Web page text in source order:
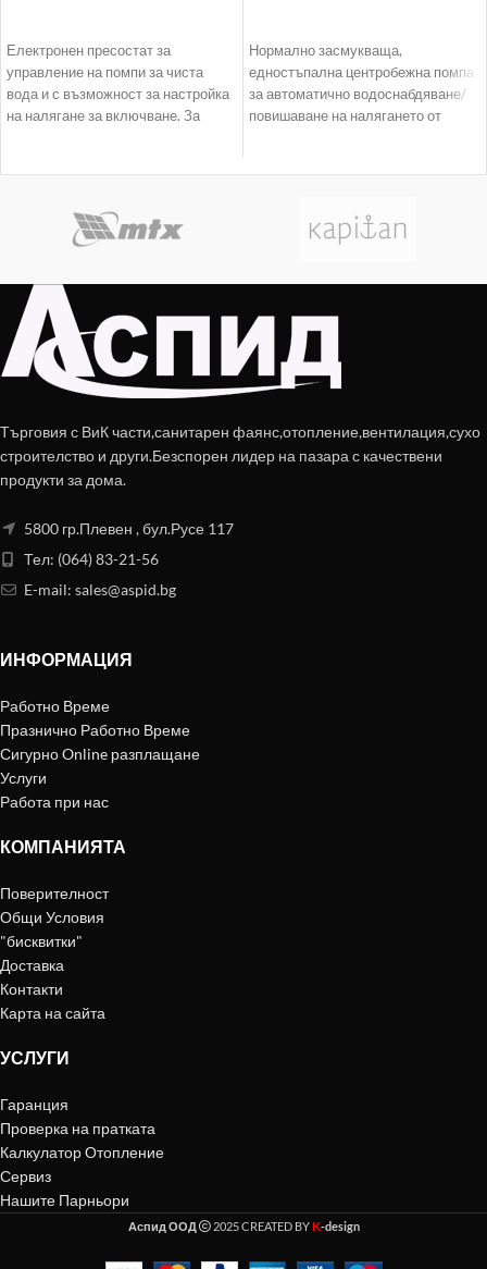
Електронен пресостат за
управление на помпи за чиста
вода и с възможност за настройка
на налягане за включване. За
управление на помпа с
електродвигател. Той стартира
системата (отваряне на кран) и я
спира съответно при затварянето
на крана. За да се намалят
честите включвания на помпата
(при минимална консумация на
вода) Brio Tank има вграден
Нормално засмукваща,
едностъпална центробежна помпа
за автоматично водоснабдяване/
повишаване на налягането от
Автоматичното включване/
При отворена точка на отнемане
водата тече от резервоара в
помпата.
помпата чрез превключвател за
дебит вграден в нагнетателя.
Търговия с ВиК части,санитарен фаянс,отопление,вентилация,сухо
строителство и други.Безспорен лидер на пазара с качествени
продукти за дома.
5800 гр.Плевен , бул.Русе 117
Тел: (064) 83-21-56
E-mail: sales@aspid.bg
ИНФОРМАЦИЯ
Работно Време
Празнично Работно Време
Сигурно Online разплащане
Услуги
Работа при нас
КОМПАНИЯТА
Поверителност
Общи Условия
"бисквитки"
Доставка
Контакти
Карта на сайта
УСЛУГИ
Гаранция
Проверка на пратката
Калкулатор Отопление
Сервиз
Нашите Парньори
Аспид ООД 2025 CREATED BY K-design